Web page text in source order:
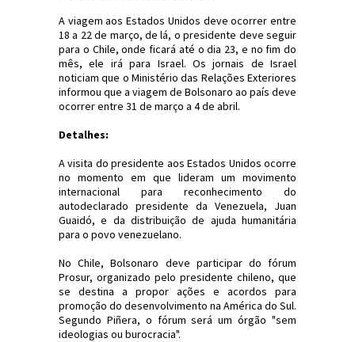
A viagem aos Estados Unidos deve ocorrer entre
18 a 22 de março, de lá, o presidente deve seguir
para o Chile, onde ficará até o dia 23, e no fim do
mês, ele irá para Israel. Os jornais de Israel
noticiam que o Ministério das Relações Exteriores
informou que a viagem de Bolsonaro ao país deve
ocorrer entre 31 de março a 4 de abril.
Detalhes:
A visita do presidente aos Estados Unidos ocorre
no momento em que lideram um movimento
internacional para reconhecimento do
autodeclarado presidente da Venezuela, Juan
Guaidó, e da distribuição de ajuda humanitária
para o povo venezuelano.
No Chile, Bolsonaro deve participar do fórum
Prosur, organizado pelo presidente chileno, que
se destina a propor ações e acordos para
promoção do desenvolvimento na América do Sul.
Segundo Piñera, o fórum será um órgão "sem
ideologias ou burocracia".